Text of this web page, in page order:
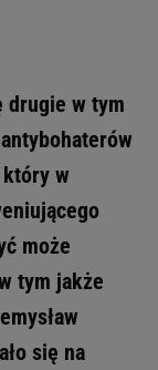
drugie w tym
który w
może
tym jakże
się na